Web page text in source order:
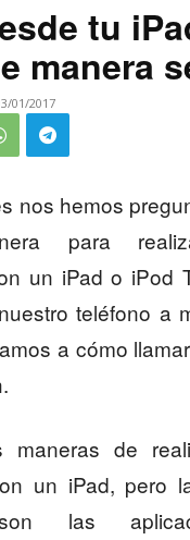
tu
manera
01/2017
nos hemos
para
un iPad o iPod
teléfono a
a cómo
maneras de
un iPad, pero
las